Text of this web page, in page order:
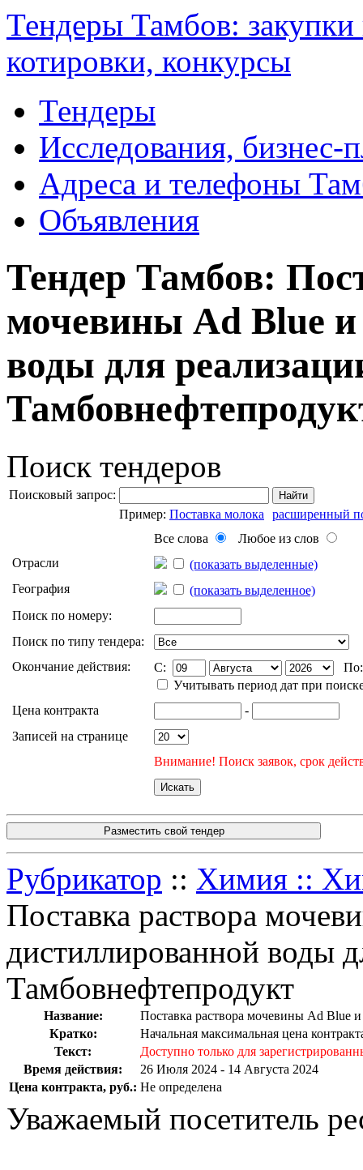
Тендеры Тамбов:
котировки, конкурсы
Тендеры
Исследования, бизнес-
Адреса и телефоны
Объявления
Тендер Тамбов:
мочевины Ad Blue
воды для
Поиск тендеров
Поисковый запрос: Найти
Пример: Поставка молока
расширенный
Все слова
Любое из слов
Отрасли
(показать выделенные)
География
(показать выделенное)
Поиск по номеру:
Поиск по типу тендера:
Окончание действия:
C:
Учитывать период дат при
Цена контракта
-
Записей на странице
Внимание! Поиск заявок, срок
Разместить свой тендер
Рубрикатор :: Химия ::
Поставка раствора
дистиллированной воды
Тамбовнефтепродукт
Название:
Поставка раствора мочевины Ad Blue
Кратко:
Начальная максимальная цена
Текст:
Доступно только для
Время действия:
26 Июля 2024 - 14 Августа 2024
Цена контракта, руб.: Не определена
Уважаемый посетитель